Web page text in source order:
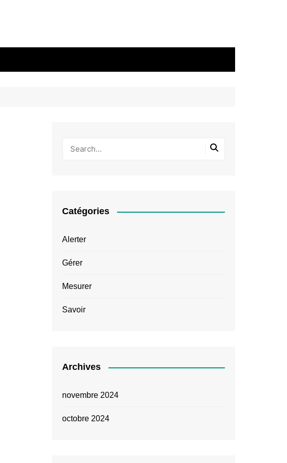
Catégories
Alerter
Gérer
Mesurer
Savoir
Archives
novembre 2024
octobre 2024